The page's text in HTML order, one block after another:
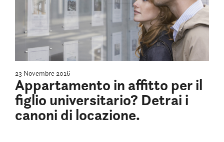
23 Novembre 2016
Appartamento in affitto per il
figlio universitario? Detrai i
canoni di locazione.